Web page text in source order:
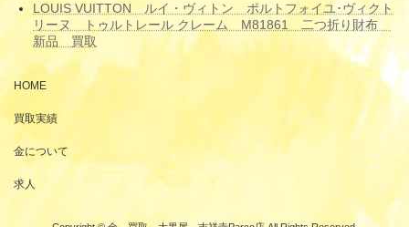
LOUIS VUITTON ルイ・ヴィトン ポルトフォイユ･ヴィクト
リーヌ トゥルトレール クレーム M81861 二つ折り財布
新品 買取
HOME
買取実績
金について
求人